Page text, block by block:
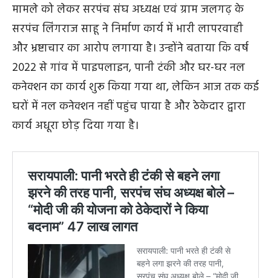
मामले को लेकर सरपंच संघ अध्यक्ष एवं ग्राम जलगढ़ के
सरपंच लिंगराज साहू ने निर्माण कार्य में भारी लापरवाही
और भ्रष्टाचार का आरोप लगाया है। उन्होंने बताया कि वर्ष
2022 से गांव में पाइपलाइन, पानी टंकी और घर-घर नल
कनेक्शन का कार्य शुरू किया गया था, लेकिन आज तक कई
घरों में नल कनेक्शन नहीं पहुंच पाया है और ठेकेदार द्वारा
कार्य अधूरा छोड़ दिया गया है।